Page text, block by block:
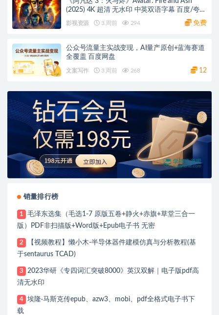
(2025) 4K 超清 无水印 中英双语字幕 百度/夸克
影视资源 3 周前 294 免费
公众号流量主实战变现，AI量产原创+蓝海赛道
全覆盖 百度网盘
文案写作 3 周前 268 12
销量排行榜
1
毛泽东选集（毛选1-7 原版五卷+静火+赤旗+草堂三合一
版）PDF非扫描版+Word版+Epub电子书 无密
2
【视频教程】懒小木-半导体器件建模仿真与分析教程(基
于sentaurus TCAD)
3
2023华研《专四词汇突破8000》英汉双解｜电子版pdf高
清无水印
4
埃隆·马斯克传epub、azw3、mobi、pdf全格式电子书下
载